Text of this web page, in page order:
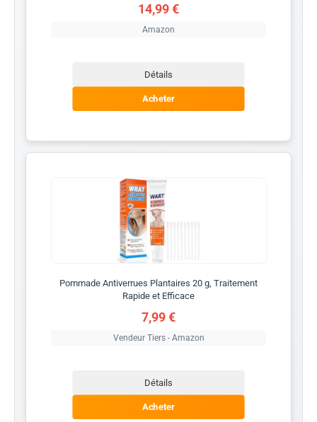
14,99 €
Amazon
Détails
Acheter
Pommade Antiverrues Plantaires 20 g, Traitement
Rapide et Efficace
7,99 €
Vendeur Tiers - Amazon
Détails
Acheter